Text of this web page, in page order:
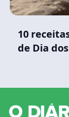
10
de Dia